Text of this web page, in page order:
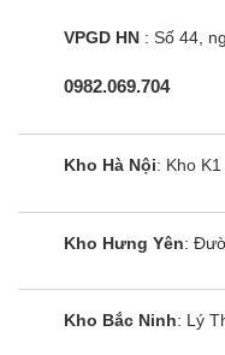
VPGD HN : Số 44,
0982.069.704
Kho Hà Nội: Kho
Kho Hưng Yên:
Kho Bắc Ninh: Lý